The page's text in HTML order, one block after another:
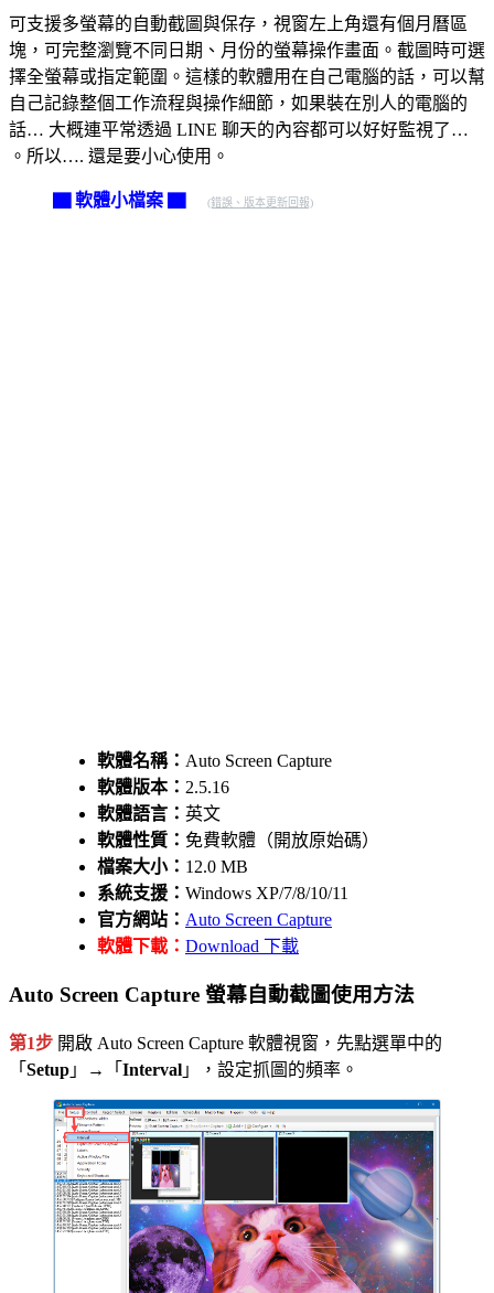
可支援多螢幕的自動截圖與保存，視窗左上角還有個月曆區
塊，可完整瀏覽不同日期、月份的螢幕操作畫面。截圖時可選
擇全螢幕或指定範圍。這樣的軟體用在自己電腦的話，可以幫
自己記錄整個工作流程與操作細節，如果裝在別人的電腦的
話… 大概連平常透過 LINE 聊天的內容都可以好好監視了…
。所以…. 還是要小心使用。
▇ 軟體小檔案 ▇ (錯誤、版本更新回報)
軟體名稱： Auto Screen Capture
軟體版本： 2.5.16
軟體語言： 英文
軟體性質： 免費軟體（開放原始碼）
檔案大小： 12.0 MB
系統支援： Windows XP/7/8/10/11
官方網站： Auto Screen Capture
軟體下載： Download 下載
Auto Screen Capture 螢幕自動截圖使用方法
第1步 開啟 Auto Screen Capture 軟體視窗，先點選單中的
「 Setup 」→「 Interval 」，設定抓圖的頻率。